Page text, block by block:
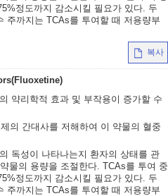
정도까지 감소시킬 필요가 있다. 두
주까지는 TCAs를 투여할 때 저용량부
복사
약리학적 효과 및 부작용이 증가할 수
의 간대사를 저해하여 이 약물의 혈중
독성이 나타나는지 환자의 상태를 관
물의 용량을 조절한다. TCAs를 투여 중
정도까지 감소시킬 필요가 있다. 두
주까지는 TCAs를 투여할 때 저용량부